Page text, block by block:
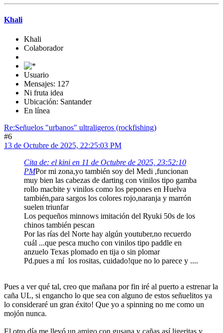
Khali
Khali
Colaborador
Usuario
Mensajes: 127
Ni fruta idea
Ubicación: Santander
En línea
Re:Señuelos "urbanos" ultraligeros (rockfishing)
#6
13 de Octubre de 2025, 22:25:03 PM
Cita de: el kini en 11 de Octubre de 2025, 23:52:10
PMPor mi zona,yo también soy del Medi ,funcionan
muy bien las cabezas de darting con vinilos tipo gamba
rollo macbite y vinilos como los pepones en Huelva
también,para sargos los colores rojo,naranja y marrón
suelen triunfar
Los pequeños minnows imitación del Ryuki 50s de los
chinos también pescan
Por las rías del Norte hay algún youtuber,no recuerdo
cuál ...que pesca mucho con vinilos tipo paddle en
anzuelo Texas plomado en tija o sin plomar
Pd.pues a mí los rositas, cuidado!que no lo parece y ....
Pues a ver qué tal, creo que mañana por fin iré al puerto a estrenar la
caña UL, si engancho lo que sea con alguno de estos señuelitos ya
lo consideraré un gran éxito! Que yo a spinning no me como un
mojón nunca.
El otro día me llevó un amigo con gusana y cañas así ligeritas y